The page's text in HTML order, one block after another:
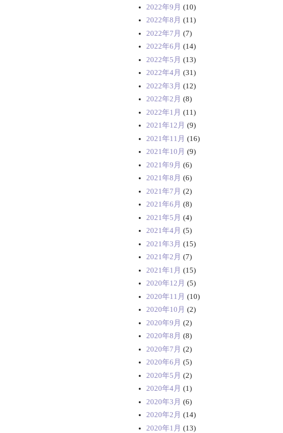
2022年9月 (10)
2022年8月 (11)
2022年7月 (7)
2022年6月 (14)
2022年5月 (13)
2022年4月 (31)
2022年3月 (12)
2022年2月 (8)
2022年1月 (11)
2021年12月 (9)
2021年11月 (16)
2021年10月 (9)
2021年9月 (6)
2021年8月 (6)
2021年7月 (2)
2021年6月 (8)
2021年5月 (4)
2021年4月 (5)
2021年3月 (15)
2021年2月 (7)
2021年1月 (15)
2020年12月 (5)
2020年11月 (10)
2020年10月 (2)
2020年9月 (2)
2020年8月 (8)
2020年7月 (2)
2020年6月 (5)
2020年5月 (2)
2020年4月 (1)
2020年3月 (6)
2020年2月 (14)
2020年1月 (13)